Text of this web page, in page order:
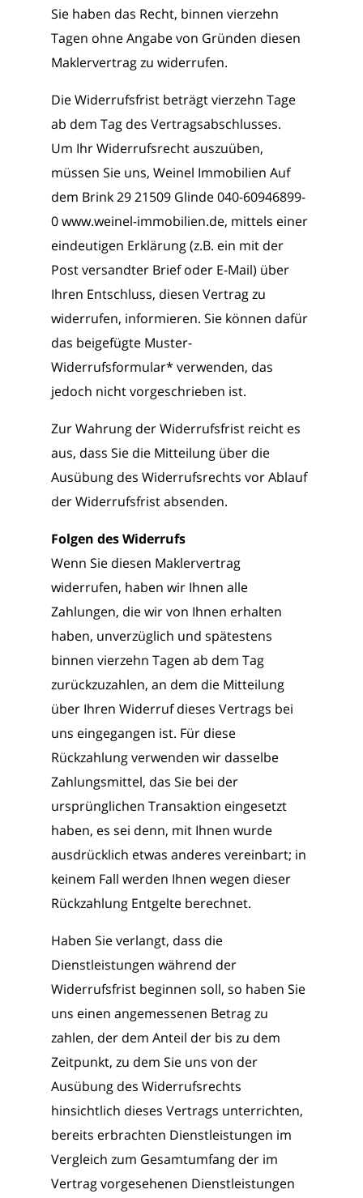
Sie haben das Recht, binnen vierzehn
Tagen ohne Angabe von Gründen diesen
Maklervertrag zu widerrufen.
Die Widerrufsfrist beträgt vierzehn Tage
ab dem Tag des Vertragsabschlusses.
Um Ihr Widerrufsrecht auszuüben,
müssen Sie uns, Weinel Immobilien Auf
dem Brink 29 21509 Glinde 040-60946899-
0 www.weinel-immobilien.de, mittels einer
eindeutigen Erklärung (z.B. ein mit der
Post versandter Brief oder E-Mail) über
Ihren Entschluss, diesen Vertrag zu
widerrufen, informieren. Sie können dafür
das beigefügte Muster-
Widerrufsformular* verwenden, das
jedoch nicht vorgeschrieben ist.
Zur Wahrung der Widerrufsfrist reicht es
aus, dass Sie die Mitteilung über die
Ausübung des Widerrufsrechts vor Ablauf
der Widerrufsfrist absenden.
Folgen des Widerrufs
Wenn Sie diesen Maklervertrag
widerrufen, haben wir Ihnen alle
Zahlungen, die wir von Ihnen erhalten
haben, unverzüglich und spätestens
binnen vierzehn Tagen ab dem Tag
zurückzuzahlen, an dem die Mitteilung
über Ihren Widerruf dieses Vertrags bei
uns eingegangen ist. Für diese
Rückzahlung verwenden wir dasselbe
Zahlungsmittel, das Sie bei der
ursprünglichen Transaktion eingesetzt
haben, es sei denn, mit Ihnen wurde
ausdrücklich etwas anderes vereinbart; in
keinem Fall werden Ihnen wegen dieser
Rückzahlung Entgelte berechnet.
Haben Sie verlangt, dass die
Dienstleistungen während der
Widerrufsfrist beginnen soll, so haben Sie
uns einen angemessenen Betrag zu
zahlen, der dem Anteil der bis zu dem
Zeitpunkt, zu dem Sie uns von der
Ausübung des Widerrufsrechts
hinsichtlich dieses Vertrags unterrichten,
bereits erbrachten Dienstleistungen im
Vergleich zum Gesamtumfang der im
Vertrag vorgesehenen Dienstleistungen